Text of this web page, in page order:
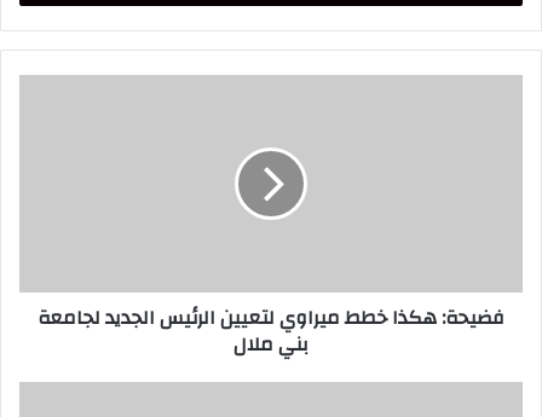
بني
ملالفضيحة: هكذا خطط ميراوي لتعيين الرئيس الجديد لجامعة
بني ملال